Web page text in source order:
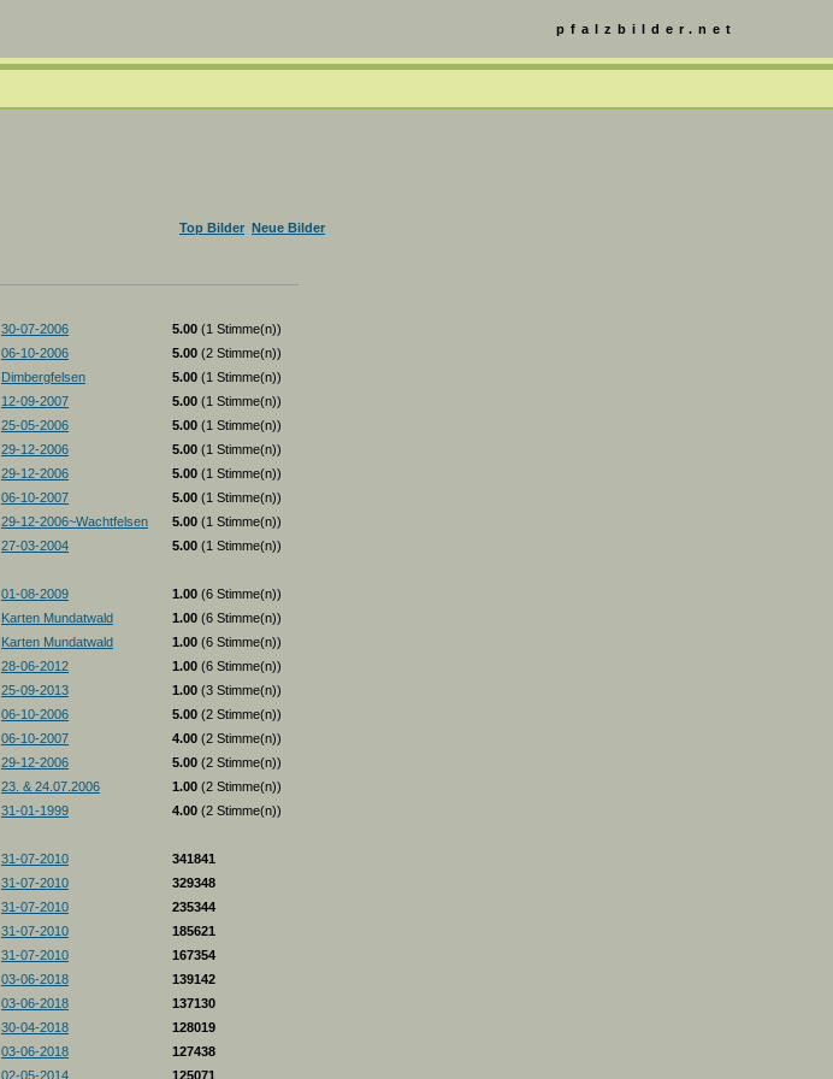
pfalzbilder.net
Top Bilder Neue Bilder
30-07-2006 5.00 (1 Stimme(n))
06-10-2006 5.00 (2 Stimme(n))
Dimbergfelsen 5.00 (1 Stimme(n))
12-09-2007 5.00 (1 Stimme(n))
25-05-2006 5.00 (1 Stimme(n))
29-12-2006 5.00 (1 Stimme(n))
29-12-2006 5.00 (1 Stimme(n))
06-10-2007 5.00 (1 Stimme(n))
29-12-2006~Wachtfelsen 5.00 (1 Stimme(n))
27-03-2004 5.00 (1 Stimme(n))
01-08-2009 1.00 (6 Stimme(n))
Karten Mundatwald 1.00 (6 Stimme(n))
Karten Mundatwald 1.00 (6 Stimme(n))
28-06-2012 1.00 (6 Stimme(n))
25-09-2013 1.00 (3 Stimme(n))
06-10-2006 5.00 (2 Stimme(n))
06-10-2007 4.00 (2 Stimme(n))
29-12-2006 5.00 (2 Stimme(n))
23. & 24.07.2006 1.00 (2 Stimme(n))
31-01-1999 4.00 (2 Stimme(n))
31-07-2010
341841
31-07-2010
329348
31-07-2010
235344
31-07-2010
185621
31-07-2010
167354
03-06-2018
139142
03-06-2018
137130
30-04-2018
128019
03-06-2018
127438
02-05-2014 125071